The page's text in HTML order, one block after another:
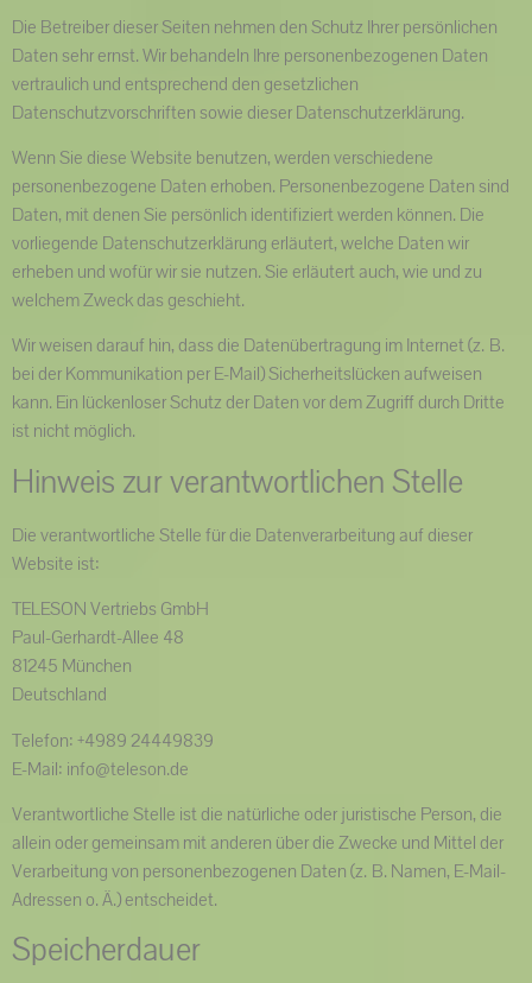
Die Betreiber dieser Seiten nehmen den Schutz Ihrer persönlichen
Daten sehr ernst. Wir behandeln Ihre personenbezogenen Daten
vertraulich und entsprechend den gesetzlichen
Datenschutzvorschriften sowie dieser Datenschutzerklärung.
Wenn Sie diese Website benutzen, werden verschiedene
personenbezogene Daten erhoben. Personenbezogene Daten sind
Daten, mit denen Sie persönlich identifiziert werden können. Die
vorliegende Datenschutzerklärung erläutert, welche Daten wir
erheben und wofür wir sie nutzen. Sie erläutert auch, wie und zu
welchem Zweck das geschieht.
Wir weisen darauf hin, dass die Datenübertragung im Internet (z. B.
bei der Kommunikation per E-Mail) Sicherheitslücken aufweisen
kann. Ein lückenloser Schutz der Daten vor dem Zugriff durch Dritte
ist nicht möglich.
Hinweis zur verantwortlichen Stelle
Die verantwortliche Stelle für die Datenverarbeitung auf dieser
Website ist:
TELESON Vertriebs GmbH
Paul-Gerhardt-Allee 48
81245 München
Deutschland
Telefon: +4989 24449839
E-Mail: info@teleson.de
Verantwortliche Stelle ist die natürliche oder juristische Person, die
allein oder gemeinsam mit anderen über die Zwecke und Mittel der
Verarbeitung von personenbezogenen Daten (z. B. Namen, E-Mail-
Adressen o. Ä.) entscheidet.
Speicherdauer